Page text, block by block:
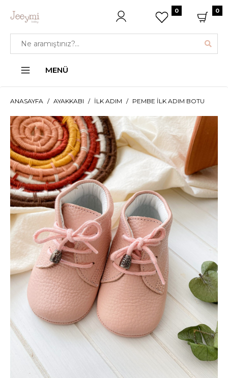
0 0
MENÜ
ANASAYFA AYAKKABI İLK ADIM PEMBE İLK ADIM BOTU